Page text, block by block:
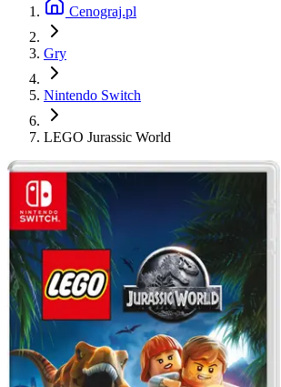
Cenograj.pl
Gry
Nintendo Switch
LEGO Jurassic World